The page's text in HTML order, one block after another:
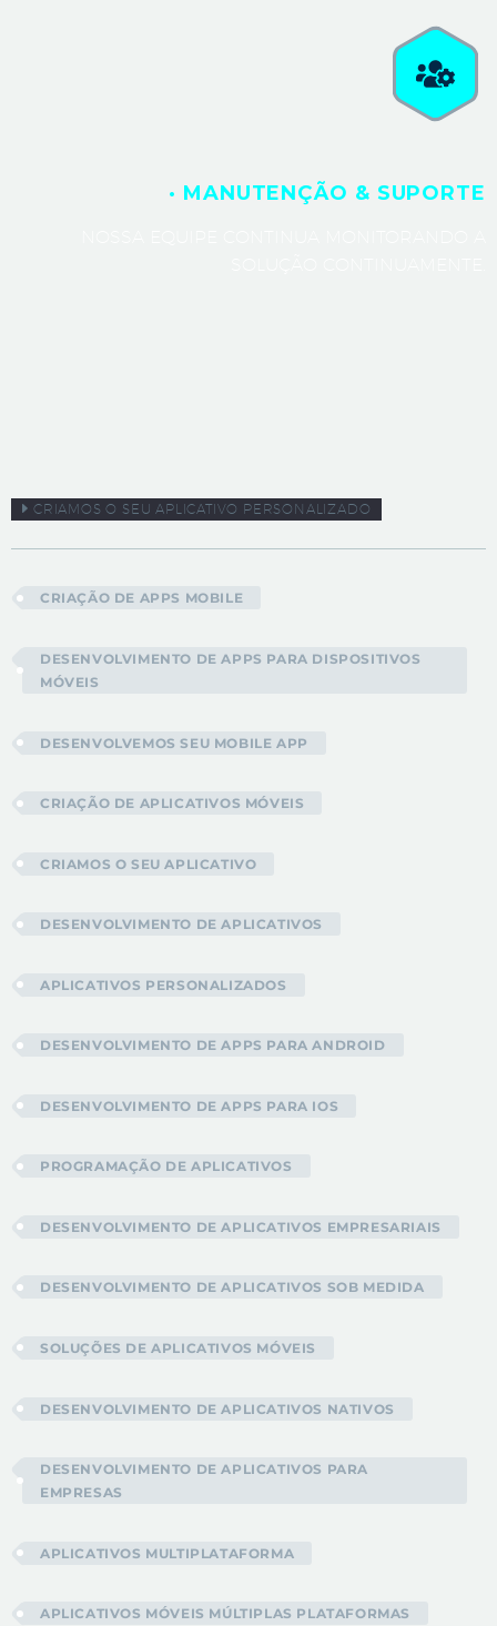
· MANUTENÇÃO & SUPORTE
CRIAMOS O SEU APLICATIVO PERSONALIZADO
CRIAÇÃO DE APPS MOBILE
DESENVOLVIMENTO DE APPS PARA DISPOSITIVOS
MÓVEIS
DESENVOLVEMOS SEU MOBILE APP
CRIAÇÃO DE APLICATIVOS MÓVEIS
CRIAMOS O SEU APLICATIVO
DESENVOLVIMENTO DE APLICATIVOS
APLICATIVOS PERSONALIZADOS
DESENVOLVIMENTO DE APPS PARA ANDROID
DESENVOLVIMENTO DE APPS PARA IOS
PROGRAMAÇÃO DE APLICATIVOS
DESENVOLVIMENTO DE APLICATIVOS EMPRESARIAIS
DESENVOLVIMENTO DE APLICATIVOS SOB MEDIDA
SOLUÇÕES DE APLICATIVOS MÓVEIS
DESENVOLVIMENTO DE APLICATIVOS NATIVOS
DESENVOLVIMENTO DE APLICATIVOS PARA
EMPRESAS
APLICATIVOS MULTIPLATAFORMA
APLICATIVOS MÓVEIS MÚLTIPLAS PLATAFORMAS